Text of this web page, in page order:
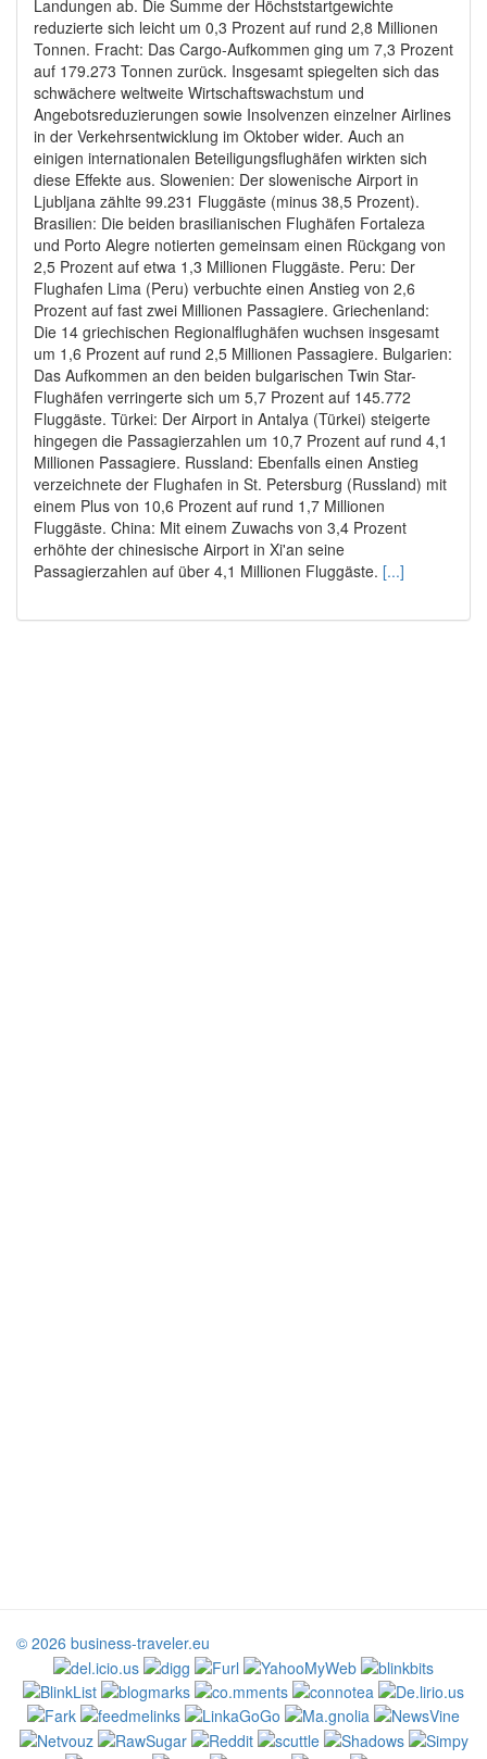
Landungen ab. Die Summe der Höchststartgewichte
reduzierte sich leicht um 0,3 Prozent auf rund 2,8 Millionen
Tonnen. Fracht: Das Cargo-Aufkommen ging um 7,3 Prozent
auf 179.273 Tonnen zurück. Insgesamt spiegelten sich das
schwächere weltweite Wirtschaftswachstum und
Angebotsreduzierungen sowie Insolvenzen einzelner Airlines
in der Verkehrsentwicklung im Oktober wider. Auch an
einigen internationalen Beteiligungsflughäfen wirkten sich
diese Effekte aus. Slowenien: Der slowenische Airport in
Ljubljana zählte 99.231 Fluggäste (minus 38,5 Prozent).
Brasilien: Die beiden brasilianischen Flughäfen Fortaleza
und Porto Alegre notierten gemeinsam einen Rückgang von
2,5 Prozent auf etwa 1,3 Millionen Fluggäste. Peru: Der
Flughafen Lima (Peru) verbuchte einen Anstieg von 2,6
Prozent auf fast zwei Millionen Passagiere. Griechenland:
Die 14 griechischen Regionalflughäfen wuchsen insgesamt
um 1,6 Prozent auf rund 2,5 Millionen Passagiere. Bulgarien:
Das Aufkommen an den beiden bulgarischen Twin Star-
Flughäfen verringerte sich um 5,7 Prozent auf 145.772
Fluggäste. Türkei: Der Airport in Antalya (Türkei) steigerte
hingegen die Passagierzahlen um 10,7 Prozent auf rund 4,1
Millionen Passagiere. Russland: Ebenfalls einen Anstieg
verzeichnete der Flughafen in St. Petersburg (Russland) mit
einem Plus von 10,6 Prozent auf rund 1,7 Millionen
Fluggäste. China: Mit einem Zuwachs von 3,4 Prozent
erhöhte der chinesische Airport in Xi'an seine
Passagierzahlen auf über 4,1 Millionen Fluggäste. [...]
© 2026 business-traveler.eu